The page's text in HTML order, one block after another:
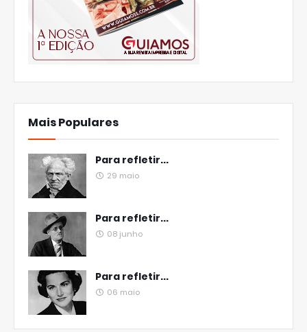
Mais Populares
Para refletir...
29 maio
Para refletir...
08 junho
Para refletir...
06 maio